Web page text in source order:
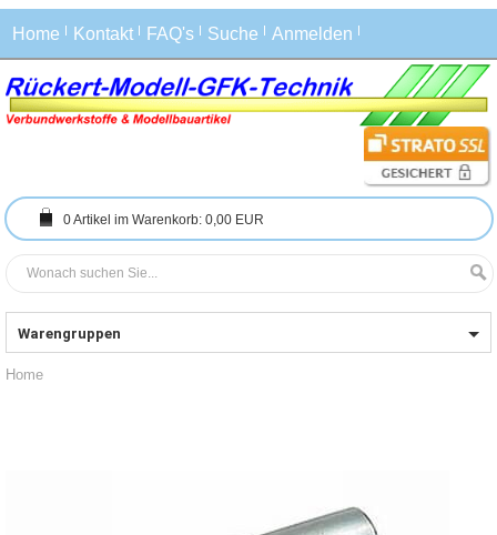
Home Kontakt FAQ's Suche Anmelden
0Artikel im Warenkorb: 0,00 EUR
Warengruppen
Home